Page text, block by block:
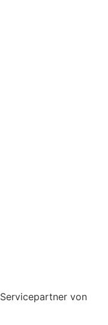
Servicepartner von